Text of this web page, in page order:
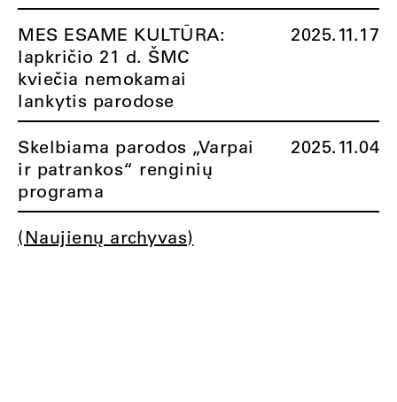
MES ESAME KULTŪRA:
lapkričio 21 d. ŠMC
kviečia nemokamai
lankytis parodose
2025.11.17
Skelbiama parodos „Varpai
ir patrankos“ renginių
programa
2025.11.04
(Naujienų archyvas)